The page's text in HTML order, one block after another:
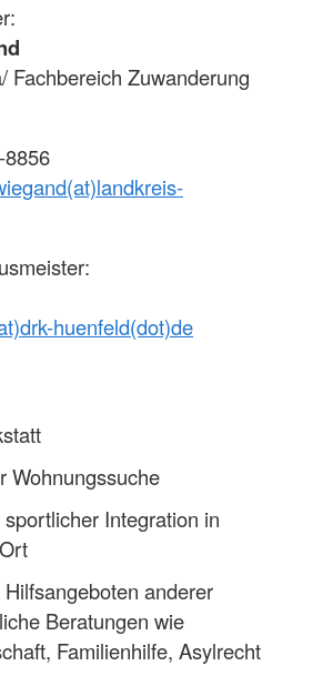
Fachbereich Zuwanderung
8856
huenfeld(dot)de
Wohnungssuche
Integration in
anderer
Beratungen wie
Familienhilfe, Asylrecht